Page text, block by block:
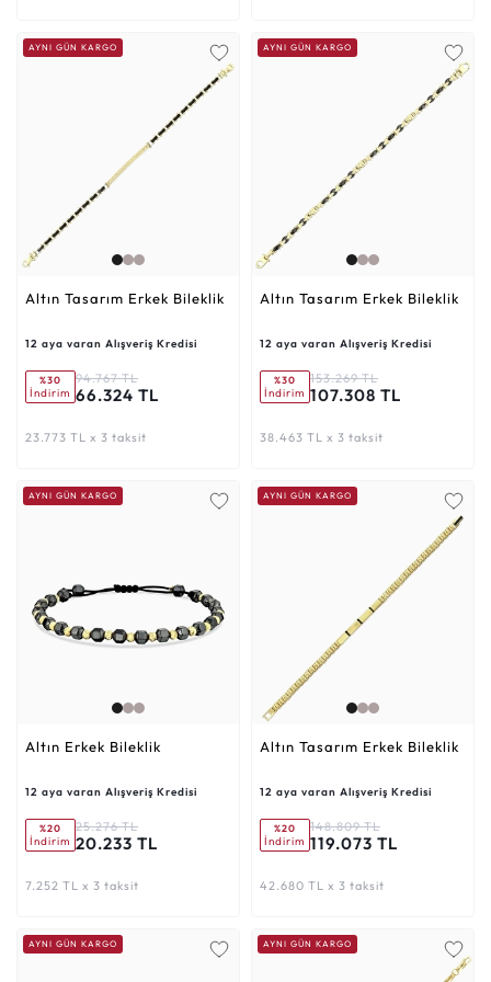
AYNI GÜN KARGO
Altın Tasarım Erkek Bileklik
12 aya varan Alışveriş Kredisi
%30
İndirim
94.767 TL
66.324 TL
23.773 TL x 3 taksit
AYNI GÜN KARGO
Altın Tasarım Erkek Bileklik
12 aya varan Alışveriş Kredisi
%30
İndirim
153.269 TL
107.308 TL
38.463 TL x 3 taksit
AYNI GÜN KARGO
Altın Erkek Bileklik
12 aya varan Alışveriş Kredisi
%20
İndirim
25.276 TL
20.233 TL
7.252 TL x 3 taksit
AYNI GÜN KARGO
Altın Tasarım Erkek Bileklik
12 aya varan Alışveriş Kredisi
%20
İndirim
148.809 TL
119.073 TL
42.680 TL x 3 taksit
AYNI GÜN KARGO AYNI GÜN KARGO